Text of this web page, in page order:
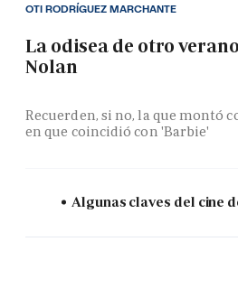
La odisea de otro
Nolan
Recuerden, si no, la que montó
en que coincidió con 'Barbie'
OTI RODRÍGUEZ MARCHANTE
Algunas claves del cine